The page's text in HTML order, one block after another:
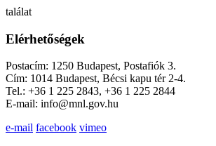
találat
Elérhetőségek
Postacím: 1250 Budapest, Postafiók 3.
Cím: 1014 Budapest, Bécsi kapu tér 2-4.
Tel.: +36 1 225 2843, +36 1 225 2844
E-mail: info@mnl.gov.hu
e-mail facebook vimeo